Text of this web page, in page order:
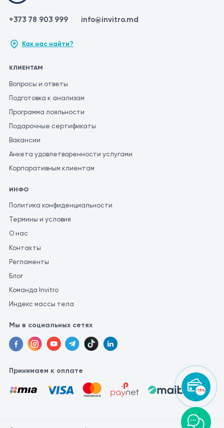
-15%
+373 78 903 999 info@invitro.md
Как нас найти?
КЛИЕНТАМ
Вопросы и ответы
Подготовка к анализам
Программа лояльности
Подарочные сертификаты
Вакансии
Анкета удовлетворенности услугами
Корпоративным клиентам
ИНФО
Политика конфиденциальности
Термины и условия
О нас
Контакты
Регламенты
Блог
Команда Invitro
Индекс массы тела
Мы в социальных сетях
Принимаем к оплате